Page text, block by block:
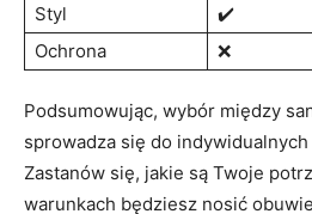
Styl
✔️
Ochrona
❌
Podsumowując,⁣ wybór między
⁢sprowadza się do
Zastanów się, jakie są Twoje‍
⁣warunkach będziesz ⁣nosić